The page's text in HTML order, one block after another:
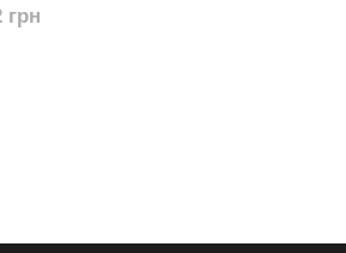
розміру (Набір 48 шт.)
грн